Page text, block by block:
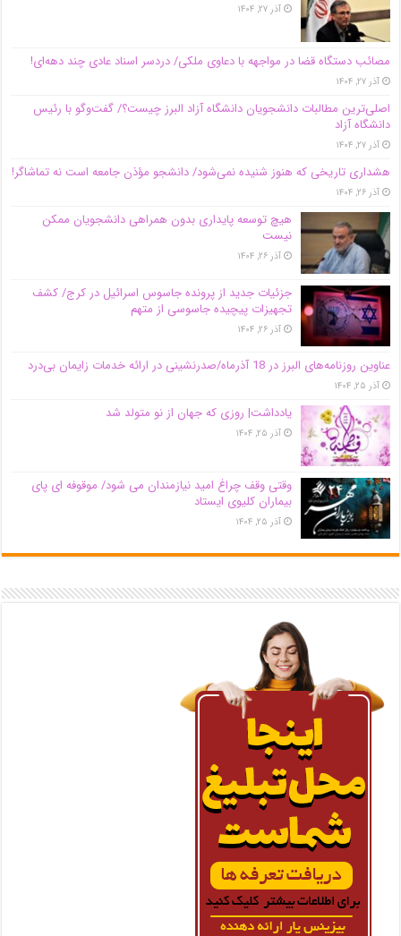
آذر ۲۷, ۱۴۰۴
مصائب دستگاه قضا در مواجهه با دعاوی ملکی/ دردسر اسناد عادی چند‌ دهه‌ای!
آذر ۲۷, ۱۴۰۴
اصلی‌ترین مطالبات دانشجویان دانشگاه آزاد البرز چیست؟/ گفت‌وگو با رئیس
دانشگاه آز‌اد
آذر ۲۷, ۱۴۰۴
هشداری تاریخی که هنوز شنیده نمی‌شود/ دانشجو مؤذن جامعه است نه تماشاگر!
آذر ۲۶, ۱۴۰۴
هیچ توسعه پایداری بدون همراهی دانشجویان ممکن
نیست
آذر ۲۶, ۱۴۰۴
جزئیات جدید از پرونده جاسوس اسرائیل در کرج/‌ کشف
تجهیزات پیچیده جاسوسی از متهم
آذر ۲۶, ۱۴۰۴
عناوین روزنامه‌های البرز در ‌18 آذرماه/صدرنشینی در ارائه خدمات زایمان بی‌درد
آذر ۲۵, ۱۴۰۴
یادداشت| روزی که جهان از نو متولد شد
آذر ۲۵, ۱۴۰۴
وقتی وقف چراغ امید نیازمندان می شود/ موقوفه ای پای
بیماران کلیوی ایستاد
آذر ۲۵, ۱۴۰۴